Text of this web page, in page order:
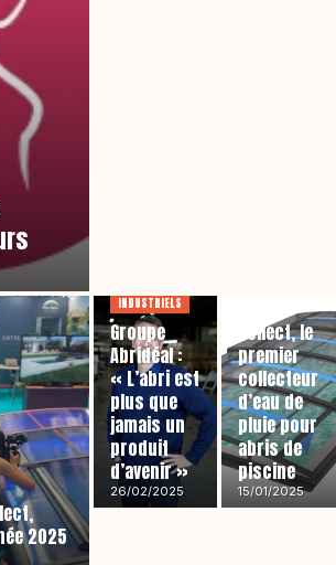
2025
INDUSTRIELS
Groupe
Abridéal :
« L’abri est
plus que
jamais un
produit
d’avenir »
26/02/2025
Collect, le
premier
collecteur
d’eau de
pluie pour
abris de
piscine
15/01/2025